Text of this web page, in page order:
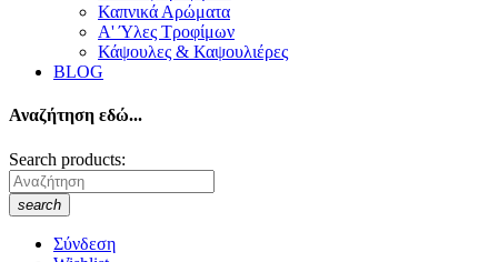
Καπνικά Αρώματα
A' Ύλες Τροφίμων
Κάψουλες & Καψουλιέρες
BLOG
Αναζήτηση εδώ...
Search products:
search
Σύνδεση